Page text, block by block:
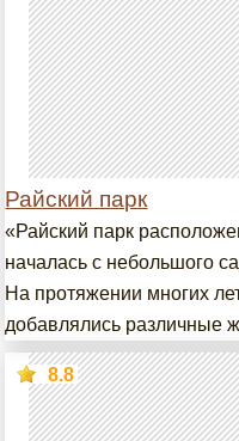
Райский парк
«Райский парк
началась с небольшого
На протяжении многих
добавлялись различные
8.8